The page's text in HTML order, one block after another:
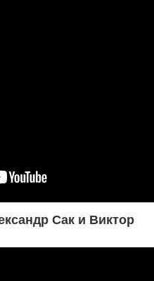
Сак и Виктор